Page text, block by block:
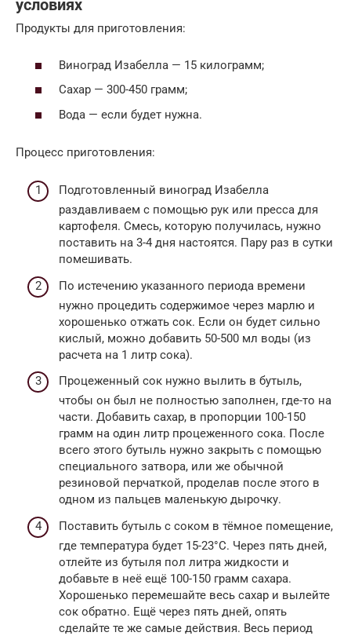
условиях
Продукты для приготовления:
Виноград Изабелла — 15 килограмм;
Сахар — 300-450 грамм;
Вода — если будет нужна.
Процесс приготовления:
Подготовленный виноград Изабелла
раздавливаем с помощью рук или пресса для
картофеля. Смесь, которую получилась, нужно
поставить на 3-4 дня настоятся. Пару раз в сутки
помешивать.
По истечению указанного периода времени
нужно процедить содержимое через марлю и
хорошенько отжать сок. Если он будет сильно
кислый, можно добавить 50-500 мл воды (из
расчета на 1 литр сока).
Процеженный сок нужно вылить в бутыль,
чтобы он был не полностью заполнен, где-то на
части. Добавить сахар, в пропорции 100-150
грамм на один литр процеженного сока. После
всего этого бутыль нужно закрыть с помощью
специального затвора, или же обычной
резиновой перчаткой, проделав после этого в
одном из пальцев маленькую дырочку.
Поставить бутыль с соком в тёмное помещение,
где температура будет 15-23°С. Через пять дней,
отлейте из бутыля пол литра жидкости и
добавьте в неё ещё 100-150 грамм сахара.
Хорошенько перемешайте весь сахар и вылейте
сок обратно. Ещё через пять дней, опять
сделайте те же самые действия. Весь период